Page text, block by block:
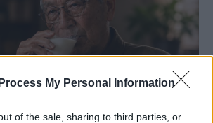
My Personal Information
of the sale, sharing to third parties, or